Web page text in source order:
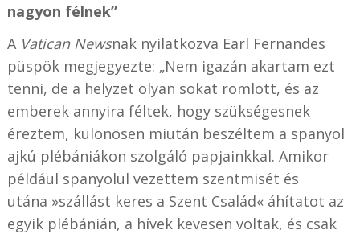
nagyon félnek”
A Vatican Newsnak nyilatkozva Earl Fernandes
püspök megjegyezte: „Nem igazán akartam ezt
tenni, de a helyzet olyan sokat romlott, és az
emberek annyira féltek, hogy szükségesnek
éreztem, különösen miután beszéltem a spanyol
ajkú plébániákon szolgáló papjainkkal. Amikor
például spanyolul vezettem szentmisét és
utána »szállást keres a Szent Család« áhítatot az
egyik plébánián, a hívek kevesen voltak, és csak